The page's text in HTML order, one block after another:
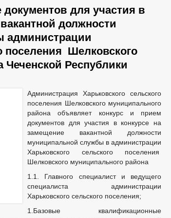
для участия в
должности
администрации
поселения Шелковского
Республики
Администрация Харьковского сельского
поселения Шелковского муниципального
района объявляет конкурс и прием
документов для участия в конкурсе на
замещение вакантной должности
муниципальной службы в администрации
Харьковского сельского поселения
Шелковского муниципального района
1.1. Главного специалист и ведущего
специалиста администрации
Харьковского сельского поселения;
1.Базовые квалификационные